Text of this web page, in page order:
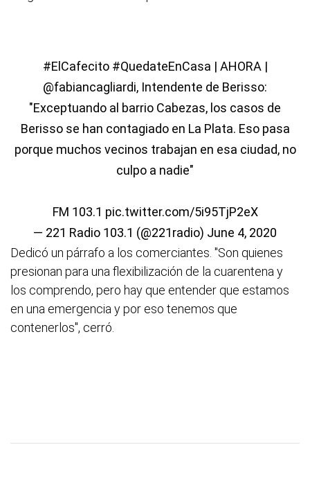
#ElCafecito #QuedateEnCasa | AHORA |
@fabiancagliardi, Intendente de Berisso:
"Exceptuando al barrio Cabezas, los casos de
Berisso se han contagiado en La Plata. Eso pasa
porque muchos vecinos trabajan en esa ciudad, no
culpo a nadie"
FM 103.1 pic.twitter.com/5i95TjP2eX
— 221 Radio 103.1 (@221radio) June 4, 2020
Dedicó un párrafo a los comerciantes. "Son quienes
presionan para una flexibilización de la cuarentena y
los comprendo, pero hay que entender que estamos
en una emergencia y por eso tenemos que
contenerlos", cerró.